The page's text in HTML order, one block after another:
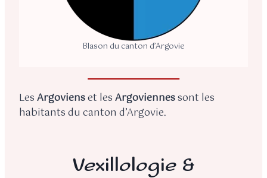
Blason du canton d’Argovie
LesArgovienset lesArgoviennessont les
habitants du canton d’Argovie.
Vexillologie &